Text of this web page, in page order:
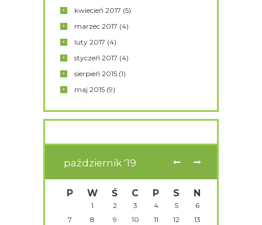
kwiecień2017 (5)
marzec2017 (4)
luty2017 (4)
styczeń2017 (4)
sierpień2015 (1)
maj2015 (9)
październik 19
P W Ś C P S N
1 2 3 4 5
6
7
8 9 10 11 12 13